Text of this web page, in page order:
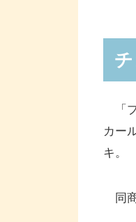
「
カー
キ。
同